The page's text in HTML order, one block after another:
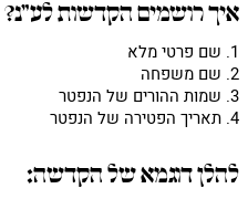
איך רושמים הקדשות לע"נ?
1. שם פרטי מלא
2. שם משפחה
3. שמות ההורים של הנפטר
4. תאריך הפטירה של הנפטר
להלן דוגמא של הקדשה: